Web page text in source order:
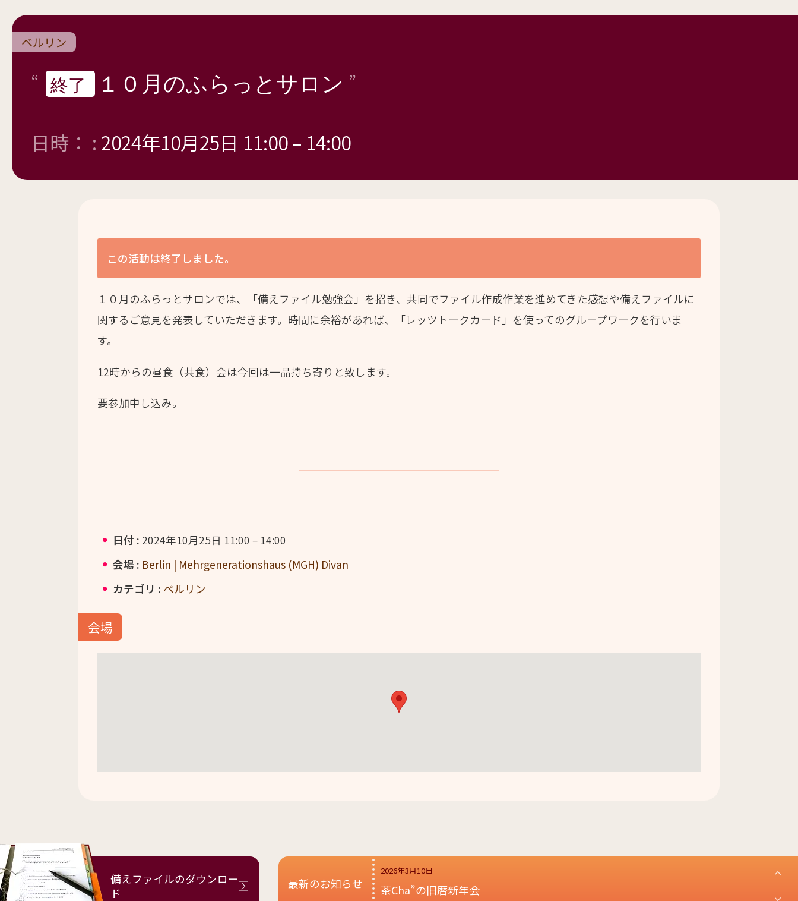
ベルリン
終了 １０月のふらっとサロン
日時： : 2024年10月25日 11:00– 14:00
この活動は終了しました。
１０月のふらっとサロンでは、「備えファイル勉強会」を招き、共同でファイル作成作業を進めてきた感想や備えファイルに
関するご意見を発表していただきます。時間に余裕があれば、「レッツトークカード」を使ってのグループワークを行いま
す。
12時からの昼食（共食）会は今回は一品持ち寄りと致します。
要参加申し込み。
日付 : 2024年10月25日 11:00 – 14:00
会場 : Berlin | Mehrgenerationshaus (MGH) Divan
カテゴリ : ベルリン
会場
備えファイルのダウンロー
ド
最新のお知らせ
2026年3月10日
茶Cha”の旧暦新年会